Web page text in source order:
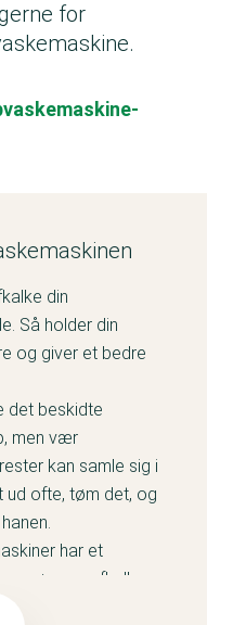
for
din
Så holder din
og giver et bedre
det beskidte
men vær
kan samle sig i
ud ofte, tøm det, og
har et
og afkalke